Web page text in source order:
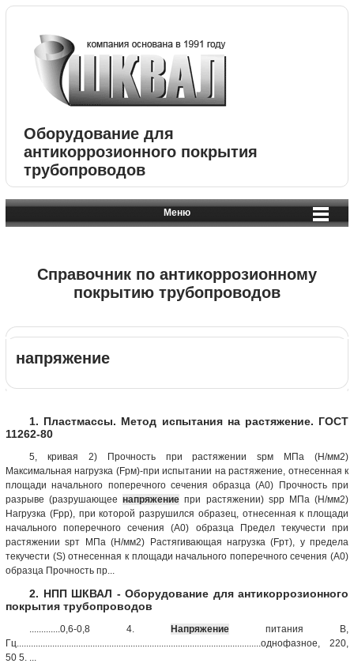
Оборудование для
антикоррозионного покрытия
трубопроводов
Меню
Справочник по антикоррозионному
покрытию трубопроводов
напряжение
1. Пластмассы. Метод испытания на растяжение. ГОСТ
11262-80
5, кривая 2) Прочность при растяжении sрм МПа (Н/мм2)
Максимальная нагрузка (Fрм)-при испытании на растяжение, отнесенная к
площади начального поперечного сечения образца (A0) Прочность при
разрыве (разрушающеенапряжение при растяжении) sрр МПа (Н/мм2)
Нагрузка (Fpр), при которой разрушился образец, отнесенная к площади
начального поперечного сечения (A0) образца Предел текучести при
растяжении sрт МПа (Н/мм2) Растягивающая нагрузка (Fрт), у предела
текучести (S) отнесенная к площади начального поперечного сечения (A0)
образца Прочность пр...
2. НПП ШКВАЛ - Оборудование для антикоррозионного
покрытия трубопроводов
.............0,6-0,8 4. Напряжение питания В,
Гц.......................................................................................................однофазное, 220,
50 5. ...